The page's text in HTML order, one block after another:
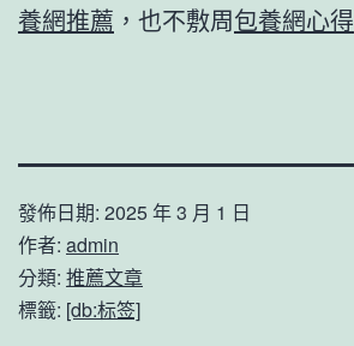
養網推薦 ，也不敷周包養網心得
發佈日期: 2025 年 3 月 1 日
作者: admin
分類: 推薦文章
標籤: [db:标签]